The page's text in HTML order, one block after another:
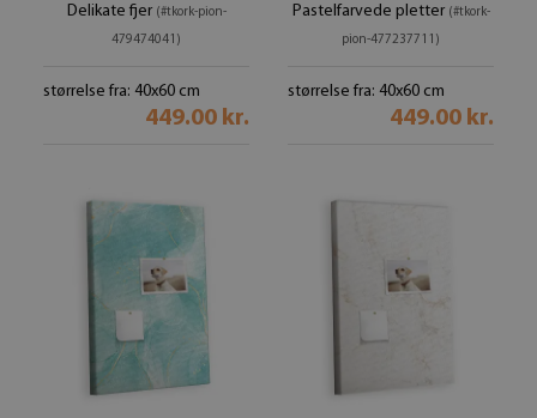
Delikate fjer (#tkork-pion-
479474041)
størrelse fra: 40x60 cm
449.00 kr.
Pastelfarvede pletter (#tkork-
pion-477237711)
størrelse fra: 40x60 cm
449.00 kr.